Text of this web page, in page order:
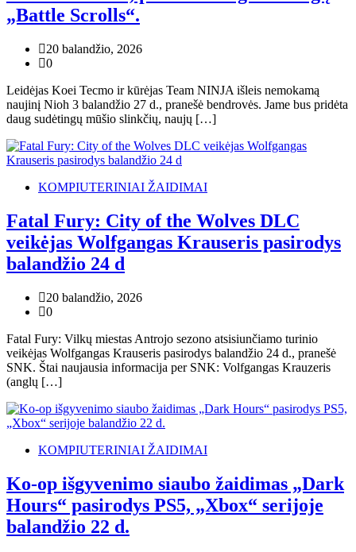
„Battle Scrolls“.
20 balandžio, 2026
0
Leidėjas Koei Tecmo ir kūrėjas Team NINJA išleis nemokamą
naujinį Nioh 3 balandžio 27 d., pranešė bendrovės. Jame bus pridėta
daug sudėtingų mūšio slinkčių, naujų […]
KOMPIUTERINIAI ŽAIDIMAI
Fatal Fury: City of the Wolves DLC
veikėjas Wolfgangas Krauseris pasirodys
balandžio 24 d
20 balandžio, 2026
0
Fatal Fury: Vilkų miestas Antrojo sezono atsisiunčiamo turinio
veikėjas Wolfgangas Krauseris pasirodys balandžio 24 d., pranešė
SNK. Štai naujausia informacija per SNK: Volfgangas Krauzeris
(anglų […]
KOMPIUTERINIAI ŽAIDIMAI
Ko-op išgyvenimo siaubo žaidimas „Dark
Hours“ pasirodys PS5, „Xbox“ serijoje
balandžio 22 d.